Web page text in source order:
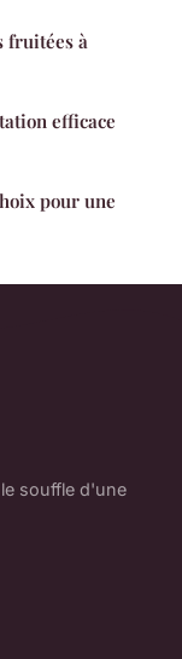
fruitées à
efficace
pour une
souffle d'une